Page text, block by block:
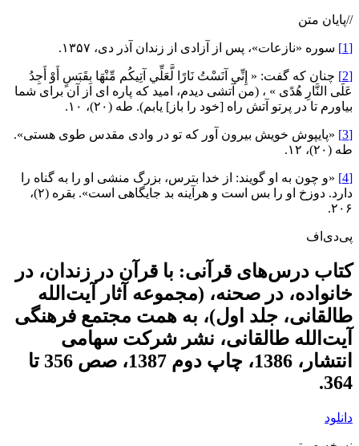
//پایان متن
[1] سوره «نازعات»، پس از آزادی از زندان آذر دی، ۱۳۵۷.
[2]
چنان که گفت: « إِنِّي آنَسْتُ نَارًا لَّعَلِّي آتِيكُم مِّنْهَا بِقَبَسٍ أَوْ أَجِدُ
عَلَى النَّارِ هُدًى » ، (من آتشی دیدم، امید که پاره ای از آن برای شما
بیاورم تا در پرتو آتش راه [خود را باز] یابم). طه (۲۰)، ۱۰.
[3]
«پایپوش خویش بیرون آور که تو در وادی مقدس طوی هستی».
طه (۲۰)، ۱۲.
[4]
«و چون به او گویند: از خدا بترس، بزرگ منشی او را به گناه را
دارد. دوزخ او را بس است و هرآینه بد جایگاهی است». بقره (۲)،
۲۰۶.
پی‌دی‌اف
کتاب درس‌های قرآنی: با قرآن در زندان، در
خانواده، در صحنه، (مجموعه آثار آیت‌الله
طالقانی، جلد اول)، به همت مجتمع فرهنگی
آیت‌الله طالقانی، نشر شرکت سهامی
انتشار، 1386، چاپ دوم 1387، صص 356 تا
364.
دانلود